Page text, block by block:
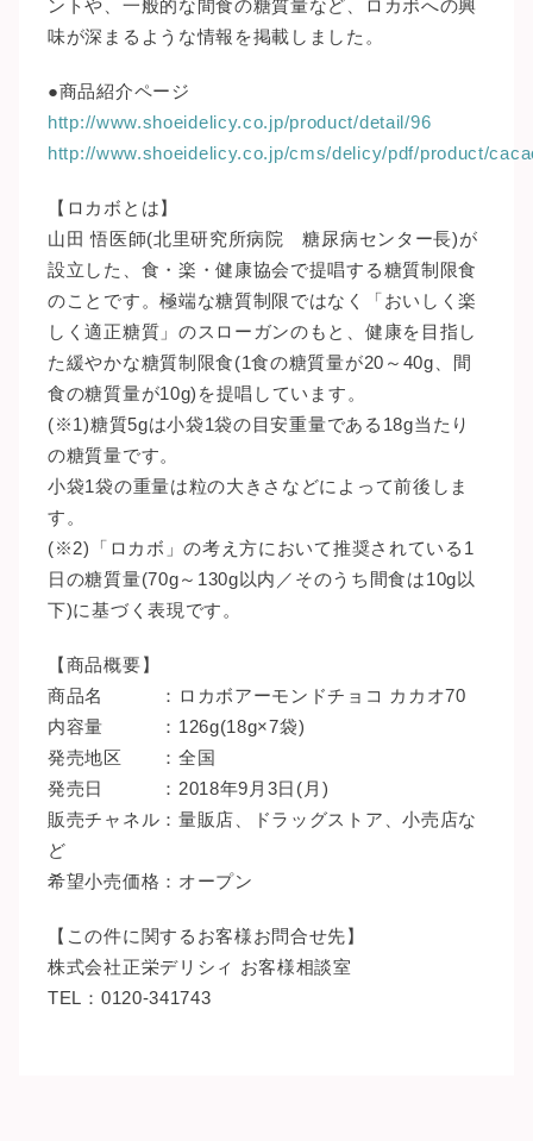
ントや、一般的な間食の糖質量など、ロカボへの興
味が深まるような情報を掲載しました。
●商品紹介ページ
http://www.shoeidelicy.co.jp/product/detail/96
http://www.shoeidelicy.co.jp/cms/delicy/pdf/product/
【ロカボとは】
山田 悟医師(北里研究所病院 糖尿病センター長)が
設立した、食・楽・健康協会で提唱する糖質制限食
のことです。極端な糖質制限ではなく「おいしく楽
しく適正糖質」のスローガンのもと、健康を目指し
た緩やかな糖質制限食(1食の糖質量が20～40g、間
食の糖質量が10g)を提唱しています。
(※1)糖質5gは小袋1袋の目安重量である18g当たり
の糖質量です。
小袋1袋の重量は粒の大きさなどによって前後しま
す。
(※2)「ロカボ」の考え方において推奨されている1
日の糖質量(70g～130g以内／そのうち間食は10g以
下)に基づく表現です。
【商品概要】
商品名 ：ロカボアーモンドチョコ カカオ70
内容量 ：126g(18g×7袋)
発売地区 ：全国
発売日 ：2018年9月3日(月)
販売チャネル：量販店、ドラッグストア、小売店な
ど
希望小売価格：オープン
【この件に関するお客様お問合せ先】
株式会社正栄デリシィ お客様相談室
TEL：0120-341743